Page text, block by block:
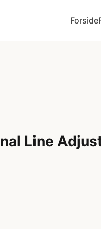
Forside
Line